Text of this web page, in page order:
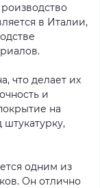
в Италии,
что делает их
и
на
одним из
Он отлично